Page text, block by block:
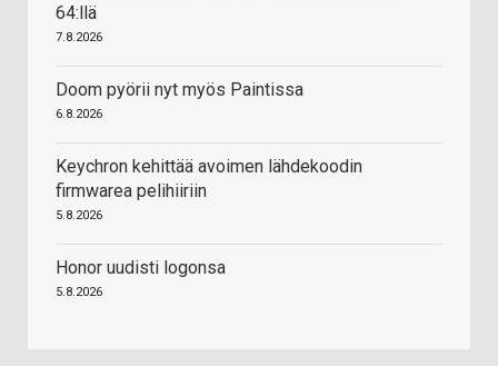
64:llä
7.8.2026
Doom pyörii nyt myös Paintissa
6.8.2026
Keychron kehittää avoimen lähdekoodin
firmwarea pelihiiriin
5.8.2026
Honor uudisti logonsa
5.8.2026